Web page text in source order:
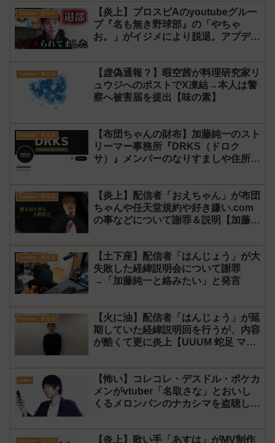
Youtuber・配信者
【炎上】プロスピAのyoutubeグルー
プ『名も無き野球部』の「やちゃ
お。」がイジメにより脱退。アプデの
VIPが事実無根だと否定
Youtuber・配信者
【虚偽通報？】暇空茜が料理研究家リ
ュウジへのポストでX凍結→本人は警
察へ被害届を提出【味の素】
Youtuber・配信者
【布団ちゃんの財布】加藤純一のスト
リーマー事務所『DRKS（ドロク
サ）』メンバーのなりすましや住所特
Youtuber・配信者
【炎上】配信者「おえちゃん」が布団
ちゃんや任天堂規約や好き嫌い.com
の事などについて謝罪＆説明【加藤純
Youtuber・配信者
【土下座】配信者「はんじょう」が大
失敗した経緯説明会について謝罪
→「加藤純一と絡みたい」と発言
Youtuber・配信者
【火に油】配信者「はんじょう」が延
期していた経緯説明回を行うが、内容
が酷くて更に炎上【UUUM 蛇足 マス
vtuber
【怖い】コレコレ・デスドル・ポケカ
メンがvtuber「名取さな」とおいし
くるメロンパンのナカシマを盗聴して
Youtuber・配信者
【炎上】歌い手「あすは」がMV制作